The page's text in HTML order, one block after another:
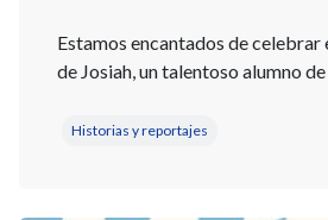
Estamos encantados de
de Josiah, un talentoso alumno
Historias y reportajes